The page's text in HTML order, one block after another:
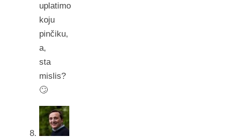
uplatimo
koju
pinčiku,
a,
sta
mislis?
🙄